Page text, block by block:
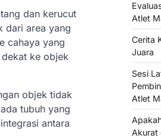
dan kerucut
dari area yang
cahaya yang
ke objek
objek tidak
tubuh yang
antara
Atlet
Cerita
Juara
Sesi
Atlet
Akurat